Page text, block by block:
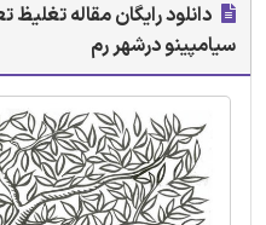
دانلود رایگان مقاله تغلیظ
سیامپینو درشهر رم